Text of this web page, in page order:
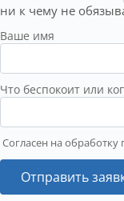
ни к чему не
Ваше имя
Что беспокоит или
Согласен на обработку
Отправить